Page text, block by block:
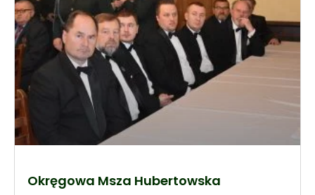
Okręgowa Msza Hubertowska